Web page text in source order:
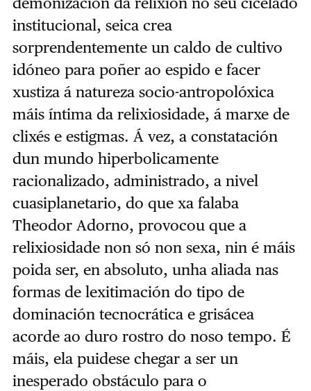
institucional, seica crea
sorprendentemente un caldo de cultivo
idóneo para poñer ao espido e facer
xustiza á natureza socio-antropolóxica
máis íntima da relixiosidade, á marxe de
clixés e estigmas. Á vez, a constatación
dun mundo hiperbolicamente
racionalizado, administrado, a nivel
cuasiplanetario, do que xa falaba
Theodor Adorno, provocou que a
relixiosidade non só non sexa, nin é máis
poida ser, en absoluto, unha aliada nas
formas de lexitimación do tipo de
dominación tecnocrática e grisácea
acorde ao duro rostro do noso tempo. É
máis, ela puidese chegar a ser un
inesperado obstáculo para o